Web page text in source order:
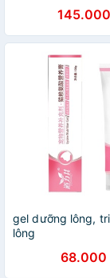
gel dưỡng lông,
lông
68.000